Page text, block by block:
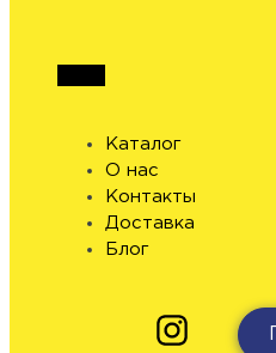
Каталог
О нас
Контакты
Доставка
Блог